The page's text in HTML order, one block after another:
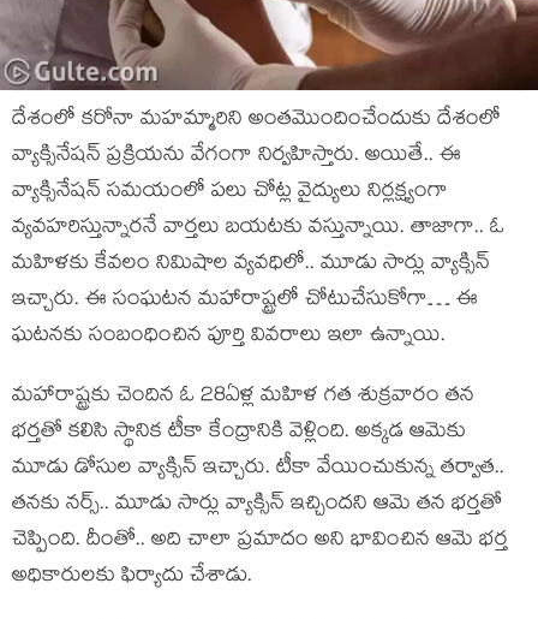
దేశంలో కరోనా మహమ్మారిని అంతమొందించేందుకు దేశంలో
వ్యాక్సినేషన్ ప్రక్రియను వేగంగా నిర్వహిస్తారు. అయితే.. ఈ
వ్యాక్సినేషన్ సమయంలో పలు చోట్ల వైద్యులు నిర్లక్ష్యంగా
వ్యవహరిస్తున్నారనే వార్తలు బయటకు వస్తున్నాయి. తాజాగా.. ఓ
మహిళకు కేవలం నిమిషాల వ్యవధిలో.. మూడు సార్లు వ్యాక్సిన్
ఇచ్చారు. ఈ సంఘటన మహారాష్ట్రలో చోటుచేసుకోగా… ఈ
ఘటనకు సంబంధించిన పూర్తి వివరాలు ఇలా ఉన్నాయి.
మహారాష్ట్రకు చెందిన ఓ 28ఏళ్ల మహిళ గత శుక్రవారం తన
భర్తతో కలిసి స్థానిక టీకా కేంద్రానికి వెళ్లింది. అక్కడ ఆమెకు
మూడు డోసుల వ్యాక్సిన్ ఇచ్చారు. టీకా వేయించుకున్న తర్వాత..
తనకు నర్స్.. మూడు సార్లు వ్యాక్సిన్ ఇచ్చిందని ఆమె తన భర్తతో
చెప్పింది. దీంతో.. అది చాలా ప్రమాదం అని భావించిన ఆమె భర్త
అధికారులకు ఫిర్యాదు చేశాడు.